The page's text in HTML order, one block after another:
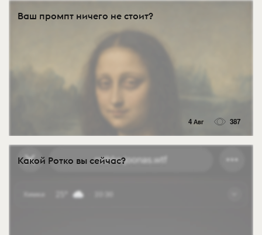
Ваш промпт ничего не стоит?
4 Авг 387
Какой Ротко вы сейчас?